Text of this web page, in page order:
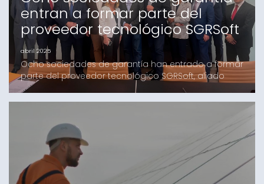
entran a formar parte del
proveedor tecnológico SGRSoft
abril 2025
Ocho sociedades de garantía han entrado a formar
parte del proveedor tecnológico SGRSoft, aliado
tecnológico esencial para el sector, mediante la
compra de participaciones de la compañía.Gracias
CREA, Garántia, Isba, Sogarca, Sonagar y Avalis de
Catalunya, aseguran la continuidad del proyecto, así